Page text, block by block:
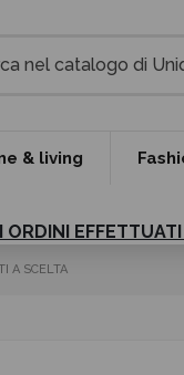
& living
ORDINI
A SCELTA